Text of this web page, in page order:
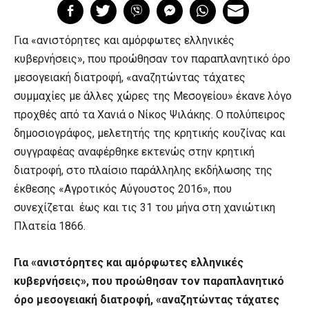
Για «ανιστόρητες και αμόρφωτες ελληνικές
κυβερνήσεις», που προώθησαν τον παραπλανητικό όρο
μεσογειακή διατροφή, «αναζητώντας τάχατες
συμμαχίες με άλλες χώρες της Μεσογείου» έκανε λόγο
προχθές από τα Χανιά ο Νίκος Ψιλάκης. Ο πολύπειρος
δημοσιογράφος, μελετητής της κρητικής κουζίνας και
συγγραφέας αναφέρθηκε εκτενώς στην κρητική
διατροφή, στο πλαίσιο παράλληλης εκδήλωσης της
έκθεσης «Αγροτικός Αύγουστος 2016», που
συνεχίζεται έως και τις 31 του μήνα στη χανιώτικη
Πλατεία 1866.
Για «ανιστόρητες και αμόρφωτες ελληνικές
κυβερνήσεις», που προώθησαν τον παραπλανητικό
όρο μεσογειακή διατροφή, «αναζητώντας τάχατες